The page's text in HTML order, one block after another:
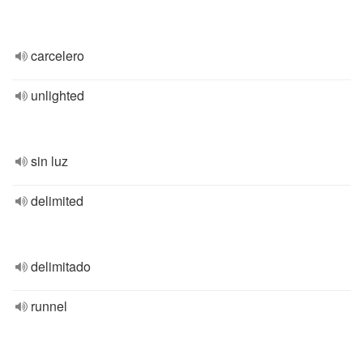
carcelero
unlighted
sin luz
delimited
delimitado
runnel